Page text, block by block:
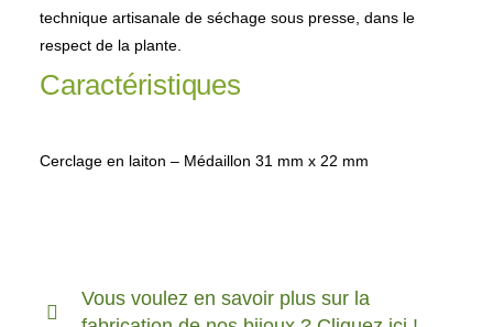
technique artisanale de séchage sous presse, dans le
respect de la plante.
Caractéristiques
Cerclage en laiton – Médaillon 31 mm x 22 mm
Vous voulez en savoir plus sur la